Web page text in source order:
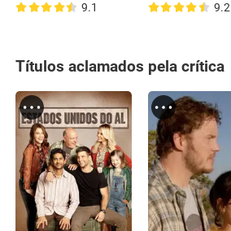
9.1 9.2
Títulos aclamados pela crítica